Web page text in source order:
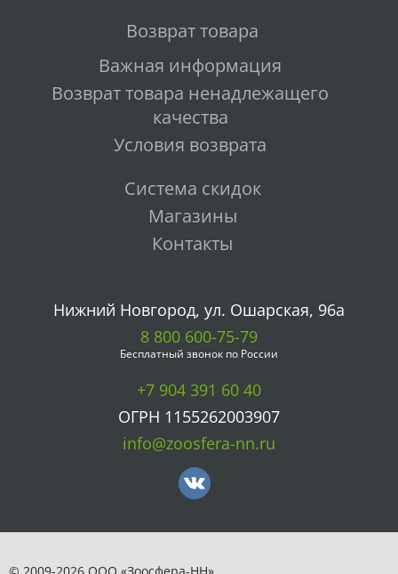
Возврат товара
Важная информация
Возврат товара ненадлежащего
качества
Условия возврата
Система скидок
Магазины
Контакты
Нижний Новгород, ул. Ошарская, 96а
8 800 600-75-79
Бесплатный звонок по России
+7 904 391 60 40
ОГРН 1155262003907
info@zoosfera-nn.ru